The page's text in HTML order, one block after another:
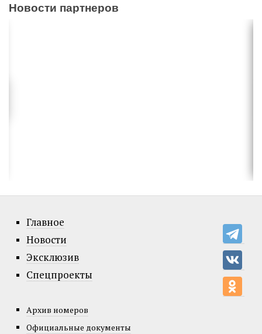
Новости партнеров
Главное
Новости
Эксклюзив
Спецпроекты
Архив номеров
Официальные документы